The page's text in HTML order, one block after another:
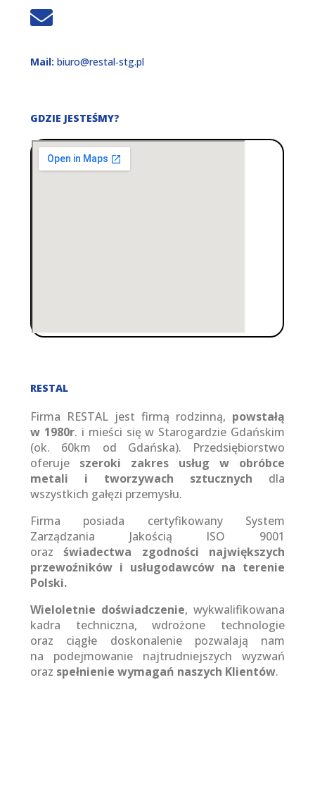
Mail: biuro@restal‑stg.pl
GDZIE JESTEŚMY?
RESTAL
Firma RESTAL jest firmą rodzinną, powstałą
w 1980r. i mieści się w Starogardzie Gdańskim
(ok. 60km od Gdańska). Przedsiębiorstwo
oferuje szeroki zakres usług w obróbce
metali i tworzywach sztucznych dla
wszystkich gałęzi przemysłu.
Firma posiada certyfikowany System
Zarządzania Jakością ISO 9001
orazświadectwa zgodności największych
przewoźników i usługodawców na terenie
Polski.
Wieloletnie doświadczenie, wykwalifikowana
kadra techniczna, wdrożone technologie
oraz ciągłe doskonalenie pozwalają nam
na podejmowanie najtrudniejszych wyzwań
oraz spełnienie wymagań naszych Klientów.